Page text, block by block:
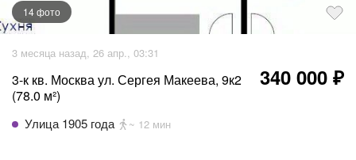
14фото
3 месяца назад, 26 апр., 03:31
3-к кв. Москва ул. Сергея Макеева, 9к2
(78.0 м²)
340 000 ₽
Улица 1905 года ~ 12 мин